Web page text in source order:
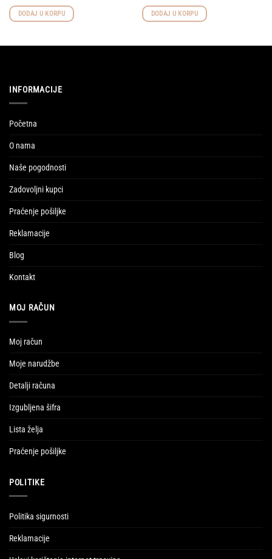
DODAJ U KORPU DODAJ U KORPU
INFORMACIJE
Početna
O nama
Naše pogodnosti
Zadovoljni kupci
Praćenje pošiljke
Reklamacije
Blog
Kontakt
MOJ RAČUN
Moj račun
Moje narudžbe
Detalji računa
Izgubljena šifra
Lista želja
Praćenje pošiljke
POLITIKE
Politika sigurnosti
Reklamacije